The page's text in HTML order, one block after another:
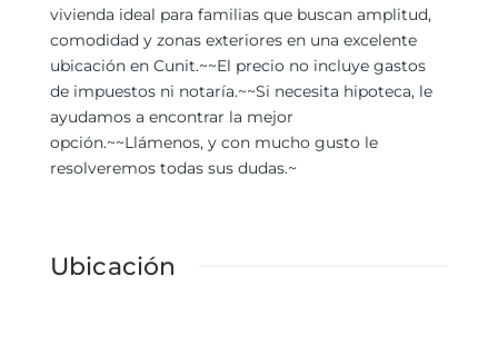
vivienda ideal para familias que buscan amplitud,
comodidad y zonas exteriores en una excelente
ubicación en Cunit.~~El precio no incluye gastos
de impuestos ni notaría.~~Si necesita hipoteca, le
ayudamos a encontrar la mejor
opción.~~Llámenos, y con mucho gusto le
resolveremos todas sus dudas.~
Ubicación